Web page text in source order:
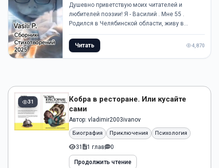
Душевно приветствую моих читателей и
любителей поэзии! Я - Василий . Мне 55 .
Родился в Челябинской области, живу в
Молдавии. Почти все мои труды за год перед
вами . Пишу и делюсь тем что...
Читать 4,870
31
Кобра в ресторане. Или кусайте
сами
Автор: vladimir2003ivanov
Биография Приключения Психология
31 1 глав 0
Продолжить чтение